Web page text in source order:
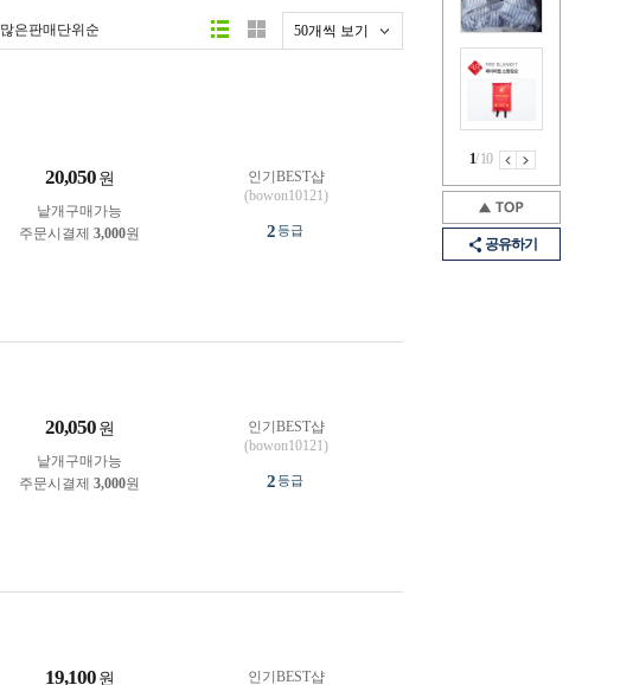
1/10
공유하기
많은판매단위순 50개씩 보기
20,050 원
낱개구매가능
주문시결제 3,000원
인기BEST샵
(bowon10121)
2등급
20,050 원
낱개구매가능
주문시결제 3,000원
인기BEST샵
(bowon10121)
2등급
19,100 원
인기BEST샵